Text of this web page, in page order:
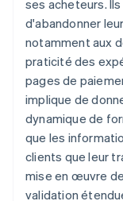
ses acheteurs.
d'abandonner
notamment aux
praticité des
pages de
implique de
dynamique de
que les
clients que leur
mise en œuvre
validation